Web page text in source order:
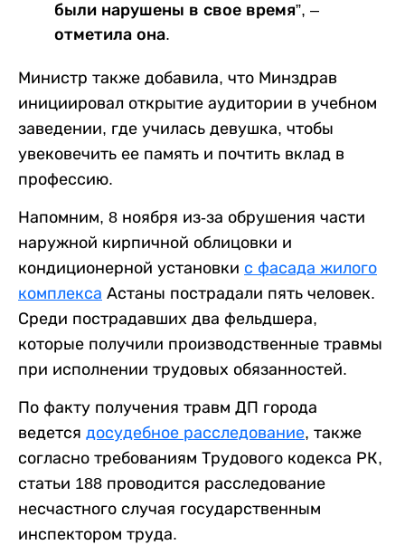
были нарушены в свое время”, –
отметила она.
Министр также добавила, что Минздрав
инициировал открытие аудитории в учебном
заведении, где училась девушка, чтобы
увековечить ее память и почтить вклад в
профессию.
Напомним, 8 ноября из-за обрушения части
наружной кирпичной облицовки и
кондиционерной установки с фасада жилого
комплекса Астаны пострадали пять человек.
Среди пострадавших два фельдшера,
которые получили производственные травмы
при исполнении трудовых обязанностей.
По факту получения травм ДП города
ведется досудебное расследование, также
согласно требованиям Трудового кодекса РК,
статьи 188 проводится расследование
несчастного случая государственным
инспектором труда.